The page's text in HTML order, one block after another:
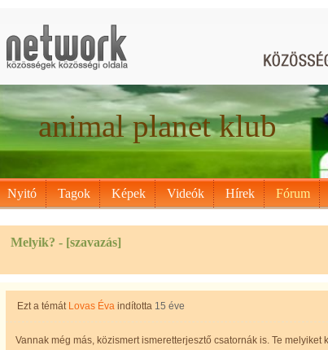
animal planet klub
Nyitó Tagok Képek Videók Hírek Fórum
Melyik? - [szavazás]
Ezt a témát Lovas Éva indította 15 éve
Vannak még más, közismert ismeretterjesztő csatornák is. Te